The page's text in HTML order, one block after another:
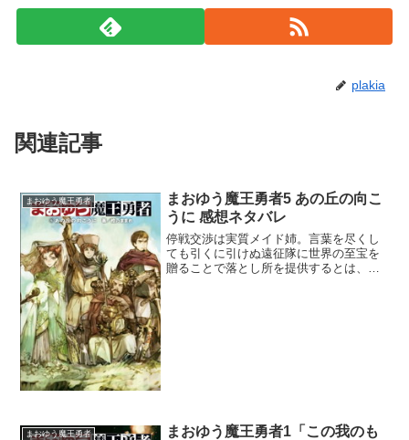
plakia
関連記事
まおゆう魔王勇者
まおゆう魔王勇者5 あの丘の向こ
うに 感想ネタバレ
停戦交渉は実質メイド姉。言葉を尽くし
ても引くに引けぬ遠征隊に世界の至宝を
贈ることで落とし所を提供するとは、ま
まおゆう魔王勇者
まおゆう魔王勇者1「この我のも